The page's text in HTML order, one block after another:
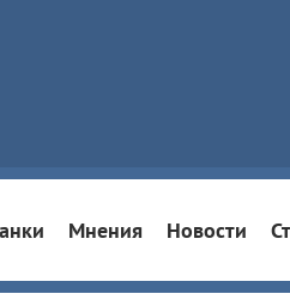
Мнения Новости